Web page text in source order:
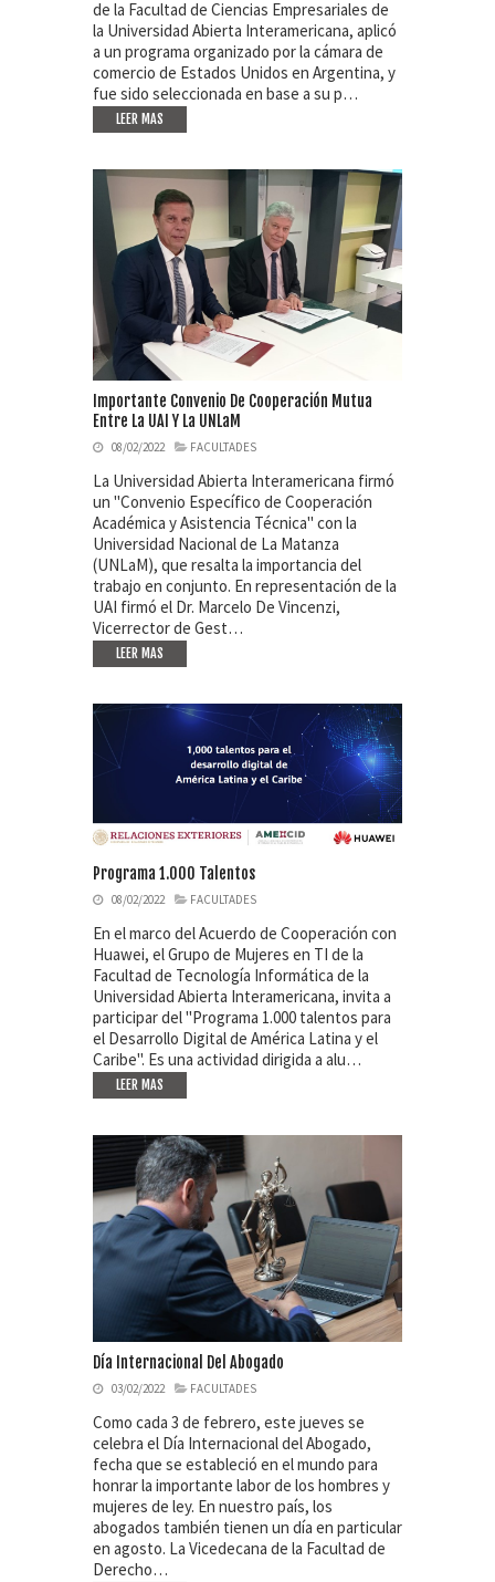
de la Facultad de Ciencias Empresariales de
la Universidad Abierta Interamericana, aplicó
a un programa organizado por la cámara de
comercio de Estados Unidos en Argentina, y
fue sido seleccionada en base a su p…
LEER MAS
Importante Convenio De Cooperación Mutua
Entre La UAI Y La UNLaM
08/02/2022 FACULTADES
La Universidad Abierta Interamericana firmó
un "Convenio Específico de Cooperación
Académica y Asistencia Técnica" con la
Universidad Nacional de La Matanza
(UNLaM), que resalta la importancia del
trabajo en conjunto. En representación de la
UAI firmó el Dr. Marcelo De Vincenzi,
Vicerrector de Gest…
LEER MAS
Programa 1.000 Talentos
08/02/2022 FACULTADES
En el marco del Acuerdo de Cooperación con
Huawei, el Grupo de Mujeres en TI de la
Facultad de Tecnología Informática de la
Universidad Abierta Interamericana, invita a
participar del "Programa 1.000 talentos para
el Desarrollo Digital de América Latina y el
Caribe". Es una actividad dirigida a alu…
LEER MAS
Día Internacional Del Abogado
03/02/2022 FACULTADES
Como cada 3 de febrero, este jueves se
celebra el Día Internacional del Abogado,
fecha que se estableció en el mundo para
honrar la importante labor de los hombres y
mujeres de ley. En nuestro país, los
abogados también tienen un día en particular
en agosto. La Vicedecana de la Facultad de
Derecho…